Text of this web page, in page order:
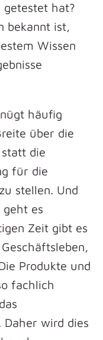
getestet hat?
bekannt ist,
Wissen
häufig
über die
die
für die
stellen. Und
geht es
Zeit gibt es
Produkte und
fachlich
Daher wird dies